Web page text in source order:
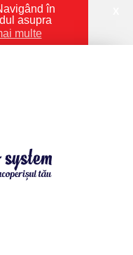
în
asupra
multe